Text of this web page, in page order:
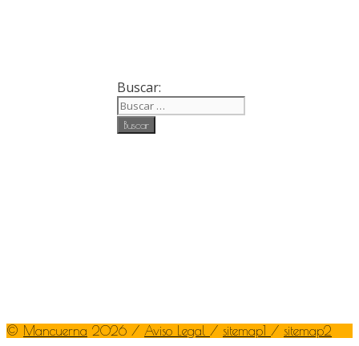
Buscar:
© Mancuerna 2026 / Aviso Legal / sitemap1 / sitemap2